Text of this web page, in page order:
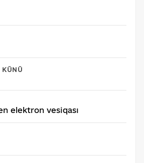
KÜNÜ
elektron vesiqası